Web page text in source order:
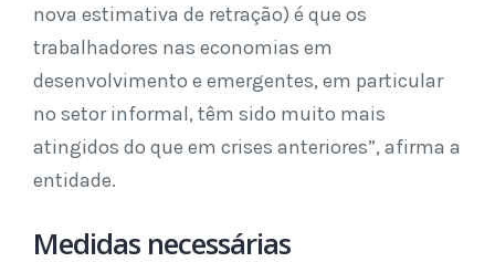
nova estimativa de retração) é que os
trabalhadores nas economias em
desenvolvimento e emergentes, em particular
no setor informal, têm sido muito mais
atingidos do que em crises anteriores”, afirma a
entidade.
Medidas necessárias